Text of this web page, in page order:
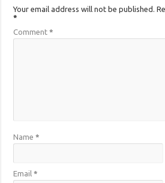
Your email address will not be published.
*
Comment*
Name*
Email*